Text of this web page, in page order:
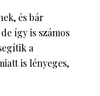
és bár
így is számos
a
is lényeges,